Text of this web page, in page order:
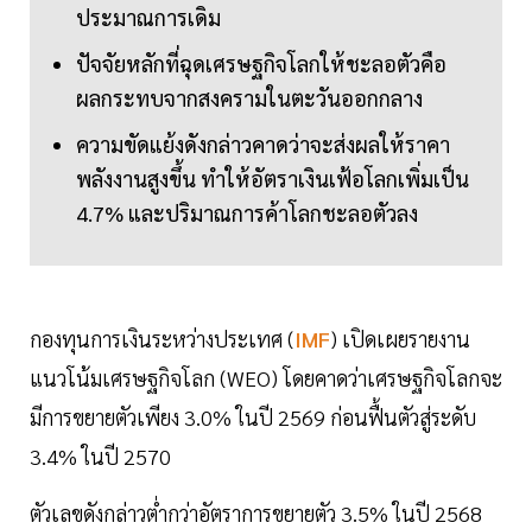
ประมาณการเดิม
ปัจจัยหลักที่ฉุดเศรษฐกิจโลกให้ชะลอตัวคือ
ผลกระทบจากสงครามในตะวันออกกลาง
ความขัดแย้งดังกล่าวคาดว่าจะส่งผลให้ราคา
พลังงานสูงขึ้น ทำให้อัตราเงินเฟ้อโลกเพิ่มเป็น
4.7% และปริมาณการค้าโลกชะลอตัวลง
กองทุนการเงินระหว่างประเทศ (IMF) เปิดเผยรายงาน
แนวโน้มเศรษฐกิจโลก (WEO) โดยคาดว่าเศรษฐกิจโลกจะ
มีการขยายตัวเพียง 3.0% ในปี 2569 ก่อนฟื้นตัวสู่ระดับ
3.4% ในปี 2570
ตัวเลขดังกล่าวต่ำกว่าอัตราการขยายตัว 3.5% ในปี 2568